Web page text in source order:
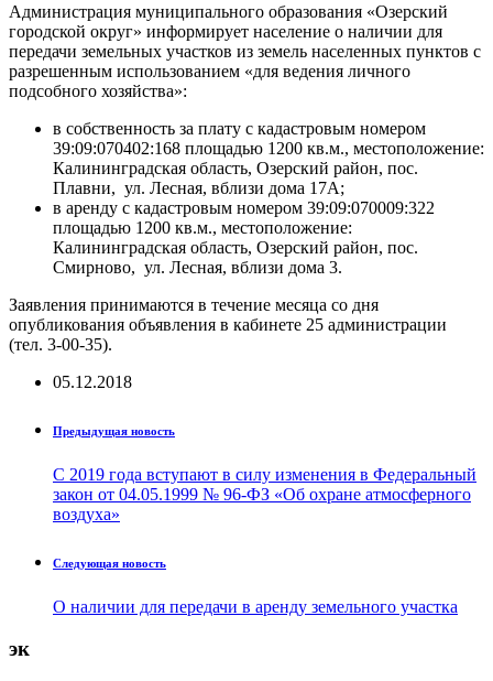
Администрация муниципального образования «Озерский
городской округ» информирует население о наличии для
передачи земельных участков из земель населенных пунктов с
разрешенным использованием «для ведения личного
подсобного хозяйства»:
в собственность за плату с кадастровым номером
39:09:070402:168 площадью 1200 кв.м., местоположение:
Калининградская область, Озерский район, пос.
Плавни, ул. Лесная, вблизи дома 17А;
в аренду с кадастровым номером 39:09:070009:322
площадью 1200 кв.м., местоположение:
Калининградская область, Озерский район, пос.
Смирново, ул. Лесная, вблизи дома 3.
Заявления принимаются в течение месяца со дня
опубликования объявления в кабинете 25 администрации
(тел. 3-00-35).
05.12.2018
Предыдущая новость
С 2019 года вступают в силу изменения в Федеральный
закон от 04.05.1999 № 96-ФЗ «Об охране атмосферного
воздуха»
Следующая новость
О наличии для передачи в аренду земельного участка
эк